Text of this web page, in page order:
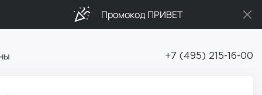
Промокод ПРИВЕТ
+7 (495) 215-16-00